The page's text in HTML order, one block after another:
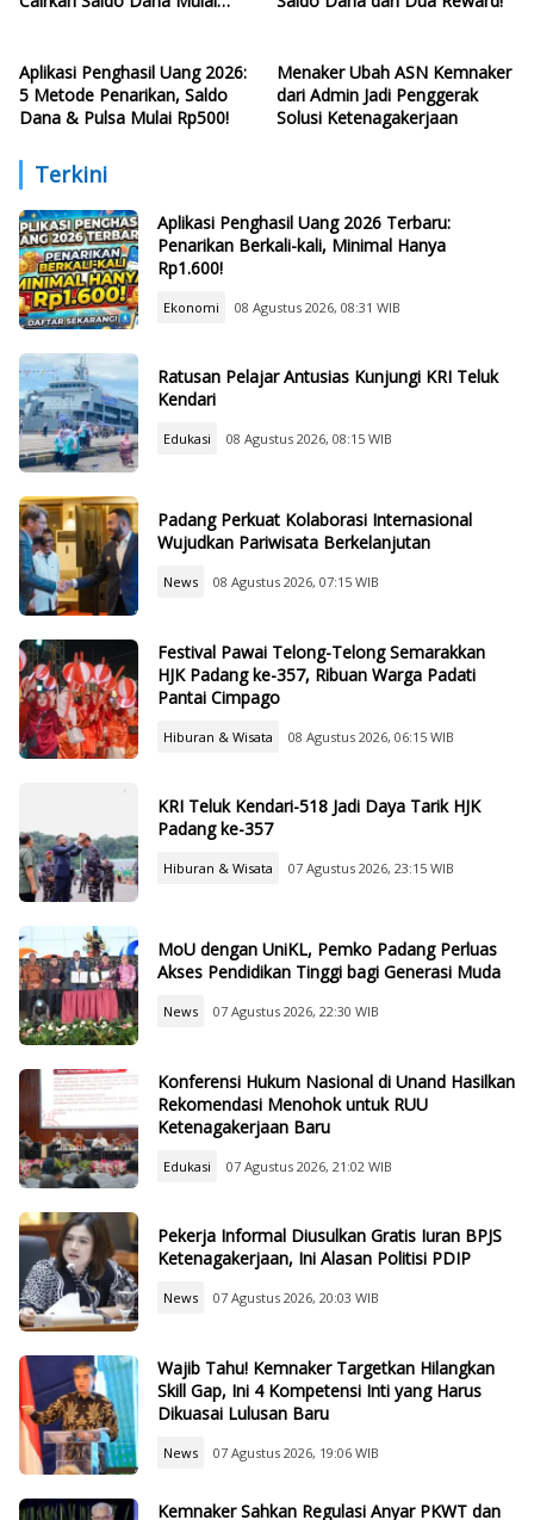
Aplikasi Penghasil Uang 2026:
5 Metode Penarikan, Saldo
Dana & Pulsa Mulai Rp500!
Menaker Ubah ASN Kemnaker
dari Admin Jadi Penggerak
Solusi Ketenagakerjaan
Terkini
Aplikasi Penghasil Uang 2026 Terbaru:
Penarikan Berkali-kali, Minimal Hanya
Rp1.600!
Ekonomi 08 Agustus 2026, 08:31 WIB
Ratusan Pelajar Antusias Kunjungi KRI Teluk
Kendari
Edukasi 08 Agustus 2026, 08:15 WIB
Padang Perkuat Kolaborasi Internasional
Wujudkan Pariwisata Berkelanjutan
News 08 Agustus 2026, 07:15 WIB
Festival Pawai Telong-Telong Semarakkan
HJK Padang ke-357, Ribuan Warga Padati
Pantai Cimpago
Hiburan & Wisata 08 Agustus 2026, 06:15 WIB
KRI Teluk Kendari-518 Jadi Daya Tarik HJK
Padang ke-357
Hiburan & Wisata 07 Agustus 2026, 23:15 WIB
MoU dengan UniKL, Pemko Padang Perluas
Akses Pendidikan Tinggi bagi Generasi Muda
News 07 Agustus 2026, 22:30 WIB
Konferensi Hukum Nasional di Unand Hasilkan
Rekomendasi Menohok untuk RUU
Ketenagakerjaan Baru
Edukasi 07 Agustus 2026, 21:02 WIB
Pekerja Informal Diusulkan Gratis Iuran BPJS
Ketenagakerjaan, Ini Alasan Politisi PDIP
News 07 Agustus 2026, 20:03 WIB
Wajib Tahu! Kemnaker Targetkan Hilangkan
Skill Gap, Ini 4 Kompetensi Inti yang Harus
Dikuasai Lulusan Baru
News 07 Agustus 2026, 19:06 WIB
Kemnaker Sahkan Regulasi Anyar PKWT dan